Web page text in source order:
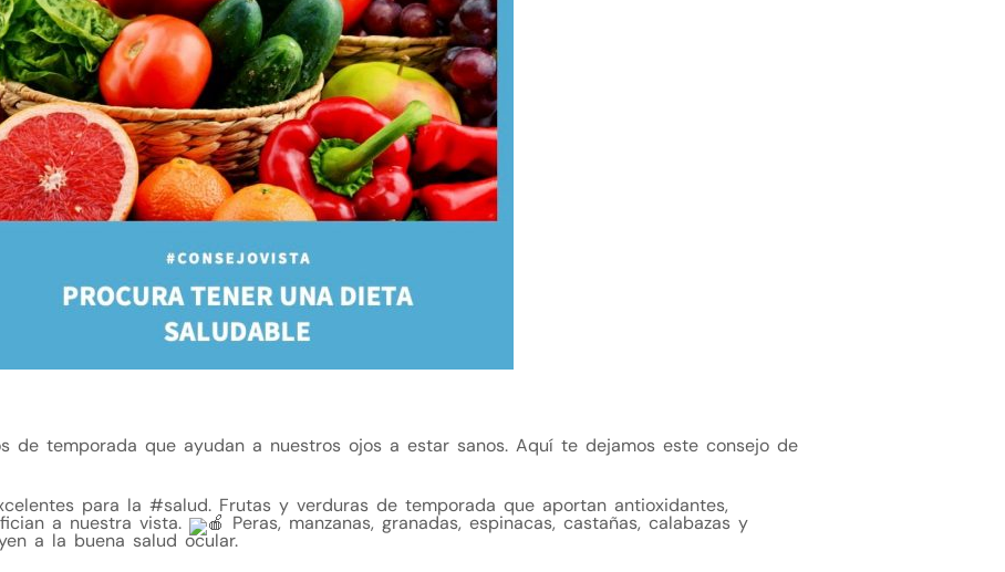
de temporada que ayudan a nuestros ojos a estar sanos. Aquí te dejamos este consejo de
para la #salud. Frutas y verduras de temporada que aportan antioxidantes,
a nuestra vista. Peras, manzanas, granadas, espinacas, castañas, calabazas y
a la buena salud ocular.